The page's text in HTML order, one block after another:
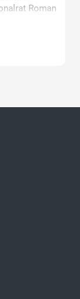
Roman
Kultur